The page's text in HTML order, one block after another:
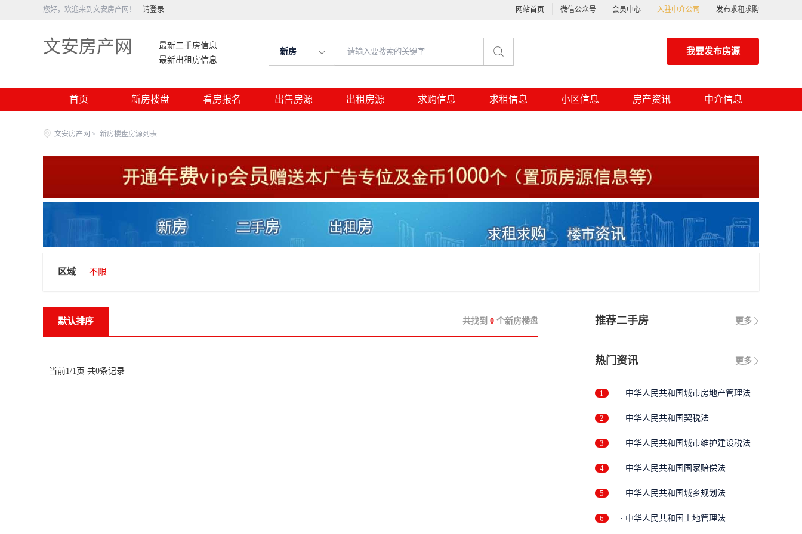
您好，欢迎来到文安房产网！ 请登录 网站首页 微信公众号 会员中心 入驻中介公司 发布求租求购
文安房产网
最新二手房信息
最新出租房信息
新房 我要发布房源
首页 新房楼盘 看房报名 出售房源 出租房源 求购信息 求租信息 小区信息 房产资讯 中介信息
文安房产网 > 新房楼盘房源列表
区域 不限
默认排序 共找到 0 个新房楼盘
当前1/1页 共0条记录
更多
推荐二手房
更多
热门资讯
1 · 中华人民共和国城市房地产管理法
2 · 中华人民共和国契税法
3 · 中华人民共和国城市维护建设税法
4 · 中华人民共和国国家赔偿法
5 · 中华人民共和国城乡规划法
6 · 中华人民共和国土地管理法